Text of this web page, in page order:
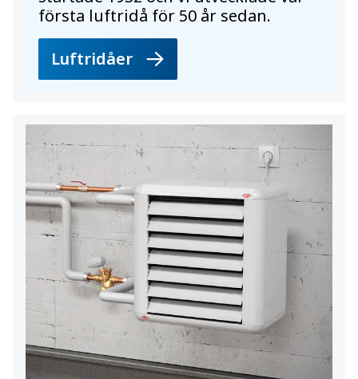
första luftridå för 50 år sedan.
Luftridåer